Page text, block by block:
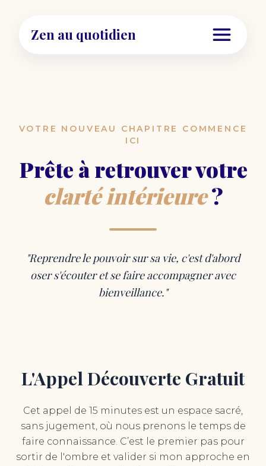
Zen au quotidien
VOTRE NOUVEAU CHAPITRE COMMENCE
ICI
Prête à retrouver votre
clarté intérieure?
"Reprendre le pouvoir sur sa vie, c'est d'abord
oser s'écouter et se faire accompagner avec
bienveillance."
L'Appel Découverte Gratuit
Cet appel de 15 minutes est un espace sacré,
sans jugement, où nous prenons le temps de
faire connaissance. C’est le premier pas pour
sortir de l'ombre et valider si mon approche en